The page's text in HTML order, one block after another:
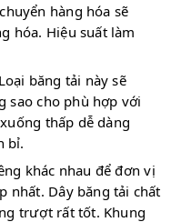
hàng hóa sẽ
hóa. Hiệu suất làm
Loại băng tải này sẽ
sao cho phù hợp với
thấp dễ dàng
bỉ.
khác nhau để đơn vị
nhất. Dây băng tải chất
trượt rất tốt. Khung